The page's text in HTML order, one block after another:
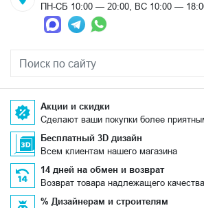
ПН-СБ 10:00 — 20:00, ВС 10:00 —
Акции и скидки
Сделают ваши покупки более
Бесплатный 3D дизайн
Всем клиентам нашего магазина
14 дней на обмен и возврат
Возврат товара надлежащего качества
% Дизайнерам и строителям